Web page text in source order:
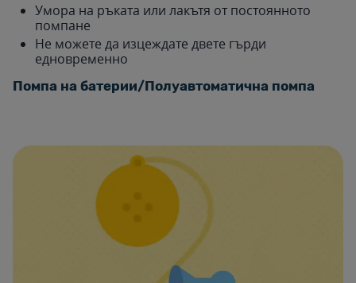
Умора на ръката или лакътя от постоянното
помпане
Не можете да изцеждате двете гърди
едновременно
Помпа на батерии/Полуавтоматична помпа